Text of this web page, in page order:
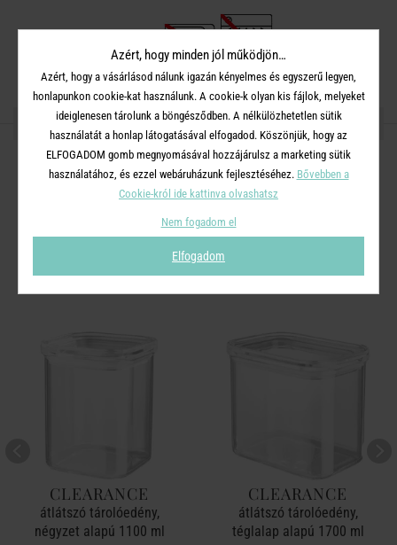
OSZD MEG MÁSOKKAL!
A TERMÉKCSALÁD TOVÁBBI
TERMÉKEI
CLEARANCE
átlátszó tárolóedény,
négyzet alapú 1100 ml
CLEARANCE
átlátszó tárolóedény,
téglalap alapú 1700 ml
Azért, hogy minden jól működjön…
Azért, hogy a vásárlásod nálunk igazán kényelmes és egyszerű legyen,
honlapunkon cookie-kat használunk. A cookie-k olyan kis fájlok, melyeket
ideiglenesen tárolunk a böngésződben. A nélkülözhetetlen sütik
használatát a honlap látogatásával elfogadod. Köszönjük, hogy az
ELFOGADOM gomb megnyomásával hozzájárulsz a marketing sütik
használatához, és ezzel webáruházunk fejlesztéséhez. Bővebben a
Cookie-król ide kattinva olvashatsz
Nem fogadom el
Elfogadom